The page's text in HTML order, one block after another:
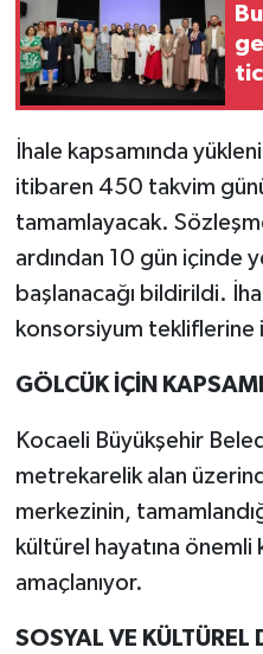
İhale kapsamında
itibaren 450 takvim
tamamlayacak.
ardından 10 gün içinde
başlanacağı bildirildi.
konsorsiyum tekliflerine
GÖLCÜK İÇİN
Kocaeli Büyükşehir
metrekarelik alan
merkezinin,
kültürel hayatına önemli
amaçlanıyor.
SOSYAL VE KÜLTÜREL